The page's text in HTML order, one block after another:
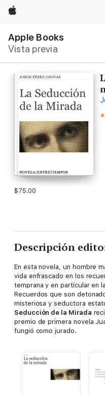
Apple
Apple Books
Vista previa
local
Abrir
$75.00
Descripción
En esta novela, un hombre
vida enfrascado en los
temprana y en particular en
Recuerdos que son
misteriosa y seductora
Seducción de la Mirada
premio de primera novela
fungió como jurado.